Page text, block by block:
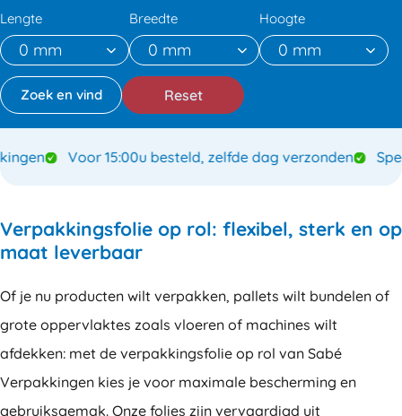
Lengte Breedte Hoogte
Reset
Voor 15:00u besteld, zelfde dag verzonden
Verpakkingsfolie op rol: flexibel, sterk en op
maat leverbaar
Of je nu producten wilt verpakken, pallets wilt bundelen of
grote oppervlaktes zoals vloeren of machines wilt
afdekken: met de verpakkingsfolie op rol van Sabé
Verpakkingen kies je voor maximale bescherming en
gebruiksgemak. Onze folies zijn vervaardigd uit